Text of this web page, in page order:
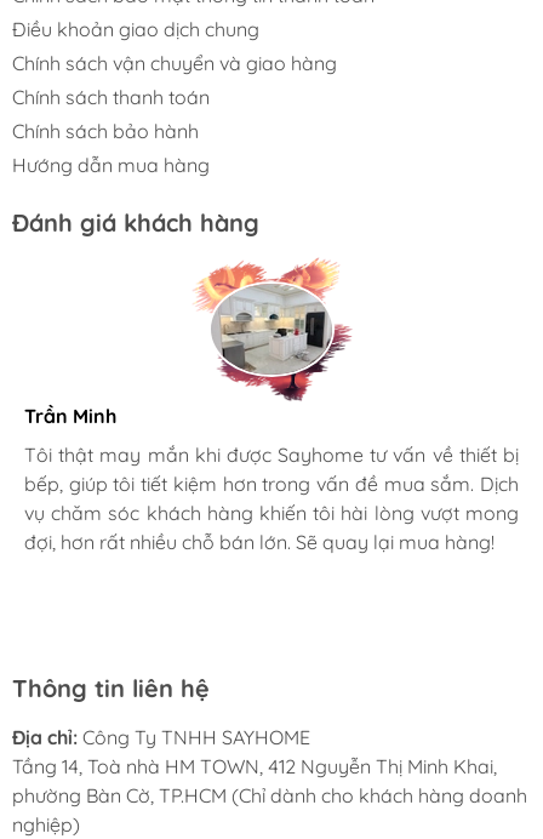
mại, mang lại cảm giác thoải mái khi cầm
nắm và an toàn trong thao tác hằng ngày.
Nhờ thiết kế tối giản nhưng tinh tế, Tay Nắm
TủSH89V30 phù hợp với nhiều loại nội thất
khác nhau như phòng ngủ, phòng tắm, nhà
bếp, tủ bếp, ngăn kéo, tủ rượu, tủ quần áo…
Điều khoản giao dịch chung
Chính sách vận chuyển và giao hàng
Chính sách thanh toán
Chính sách bảo hành
Hướng dẫn mua hàng
Đánh giá khách hàng
Gia đình bác sĩ X.A
Mình rất mê cách nhân viên tư vấn, chăm sóc khách tận
tình, chu đáo tại Sayhome. Mình đã mua 2 máy rửa bát
cho mình và bố mẹ chồng,chất lượng ổn định. Ở đây có
Trần Minh
Tôi thật may mắn khi được Sayhome tư vấn về thiết bị
bếp, giúp tôi tiết kiệm hơn trong vấn đề mua sắm. Dịch
vụ chăm sóc khách hàng khiến tôi hài lòng vượt mong
đợi, hơn rất nhiều chỗ bán lớn. Sẽ quay lại mua hàng!
Thông tin liên hệ
Địa chỉ: Công Ty TNHH SAYHOME
Tầng 14, Toà nhà HM TOWN, 412 Nguyễn Thị Minh Khai,
phường Bàn Cờ, TP.HCM (Chỉ dành cho khách hàng doanh
nghiệp)